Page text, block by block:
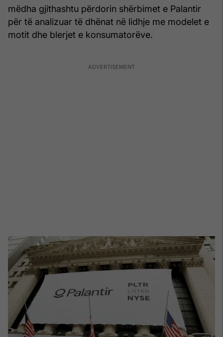
mëdha gjithashtu përdorin shërbimet e Palantir
për të analizuar të dhënat në lidhje me modelet e
motit dhe blerjet e konsumatorëve.